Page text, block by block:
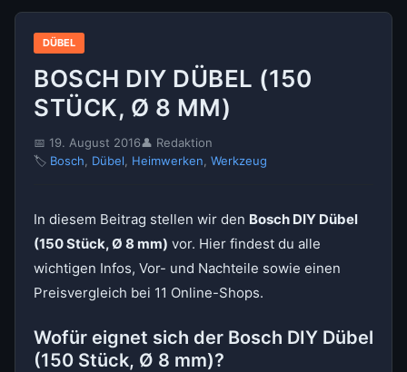
DÜBEL
BOSCH DIY DÜBEL (150
STÜCK, Ø 8 MM)
📅 19. August 2016👤 Redaktion
🏷 Bosch Dübel Heimwerken Werkzeug
In diesem Beitrag stellen wir den Bosch DIY Dübel
(150 Stück, Ø 8 mm) vor. Hier findest du alle
wichtigen Infos, Vor- und Nachteile sowie einen
Preisvergleich bei 11 Online-Shops.
Wofür eignet sich der Bosch DIY Dübel
(150 Stück, Ø 8 mm)?